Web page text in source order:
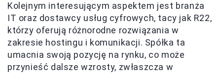
Kolejnym interesującym aspektem jest branża
IT oraz dostawcy usług cyfrowych, tacy jak R22,
którzy oferują różnorodne rozwiązania w
zakresie hostingu i komunikacji. Spółka ta
umacnia swoją pozycję na rynku, co może
przynieść dalsze wzrosty, zwłaszcza w